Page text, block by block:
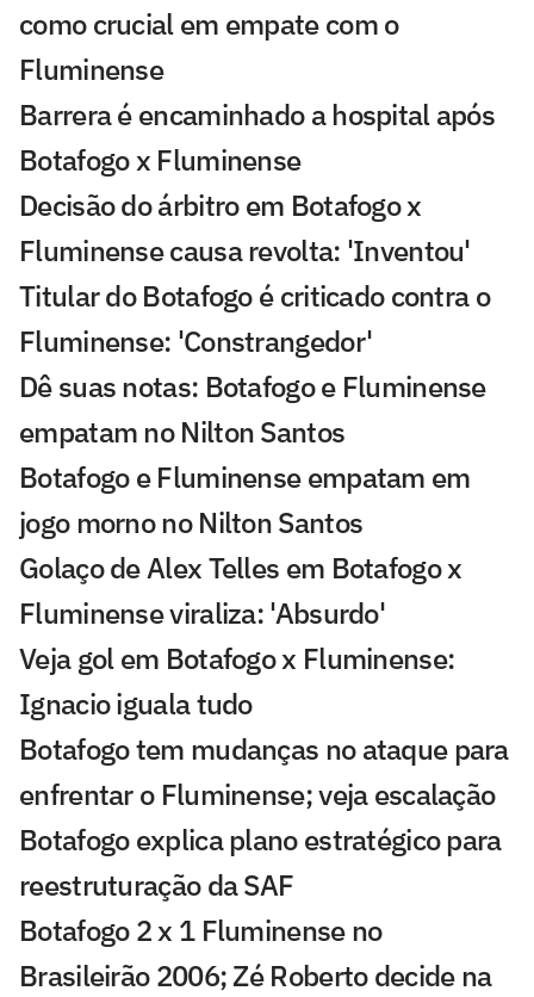
como crucial em empate com o
Fluminense
Barrera é encaminhado a hospital após
Botafogo x Fluminense
Decisão do árbitro em Botafogo x
Fluminense causa revolta: 'Inventou'
Titular do Botafogo é criticado contra o
Fluminense: 'Constrangedor'
Dê suas notas: Botafogo e Fluminense
empatam no Nilton Santos
Botafogo e Fluminense empatam em
jogo morno no Nilton Santos
Golaço de Alex Telles em Botafogo x
Fluminense viraliza: 'Absurdo'
Veja gol em Botafogo x Fluminense:
Ignacio iguala tudo
Botafogo tem mudanças no ataque para
enfrentar o Fluminense; veja escalação
Botafogo explica plano estratégico para
reestruturação da SAF
Botafogo 2 x 1 Fluminense no
Brasileirão 2006; Zé Roberto decide na